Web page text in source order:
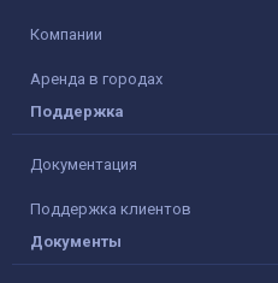
Компании
Аренда в городах
Поддержка
Документация
Поддержка клиентов
Документы